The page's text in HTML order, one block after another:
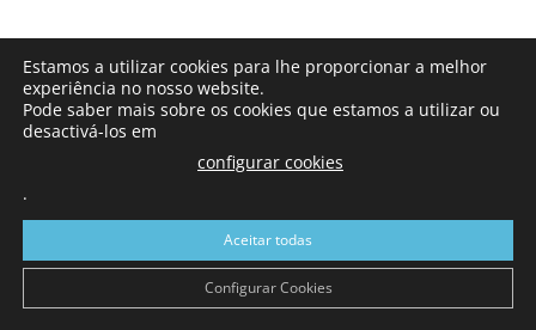
Landal
PSD
Armando Rodrigues Monteiro
Luísa Louro Lourenço
Susana de Almeida Louro
César dos Santos Silva
Adriana Simões Rosa
Estamos a utilizar cookies para lhe proporcionar a melhor
experiência no nosso website.
Pode saber mais sobre os cookies que estamos a utilizar ou
desactivá-los em
configurar cookies
.
Aceitar todas
Configurar Cookies